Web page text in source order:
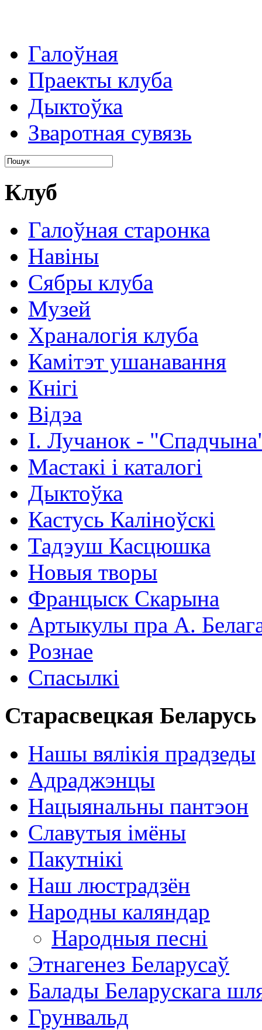
Галоўная
Праекты клуба
Дыктоўка
Зваротная сувязь
Клуб
Галоўная старонка
Навіны
Сябры клуба
Музей
Храналогія клуба
Камітэт ушанавання
Кнігі
Відэа
І. Лучанок -
Мастакі i каталогi
Дыктоўка
Кастусь Каліноўскі
Тадэуш Касцюшка
Новыя творы
Францыск Скарына
Артыкулы пра А.
Рознае
Спасылкі
Старасвецкая Беларусь
Нашы вялікія прадзеды
Адраджэнцы
Нацыянальны пантэон
Славутыя імёны
Пакутнікі
Наш люстрадзён
Народны каляндар
Народныя песні
Этнагенез Беларусаў
Балады Беларускага
Грунвальд